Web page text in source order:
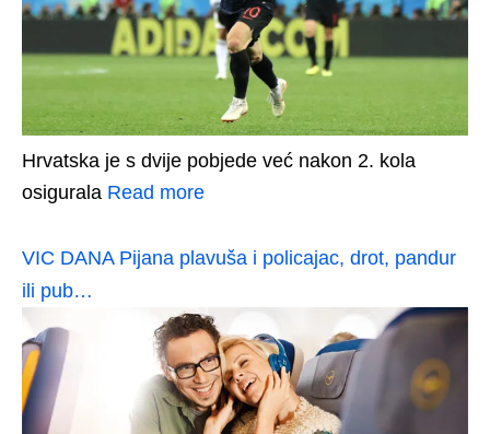
Hrvatska je s dvije pobjede već nakon 2. kola
osigurala Read more
VIC DANA Pijana plavuša i policajac, drot, pandur
ili pub…